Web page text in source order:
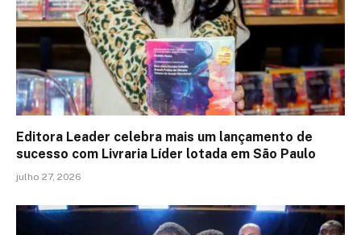
Editora Leader celebra mais um lançamento de
sucesso com Livraria Líder lotada em São Paulo
julho 27, 2026